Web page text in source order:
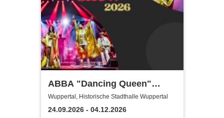
ABBA "Dancing Queen"
Show 2026
Wuppertal, Historische Stadthalle Wuppertal
24.09.2026 - 04.12.2026